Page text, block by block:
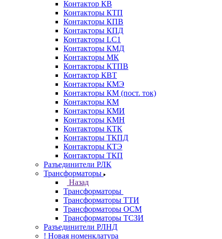
Контактор КВ
Контакторы КТП
Контакторы КПВ
Контакторы КПД
Контакторы LC1
Контакторы КМД
Контакторы МК
Контакторы КТПВ
Контактор КВТ
Контакторы КМЭ
Контакторы КМ (пост. ток)
Контакторы КМ
Контакторы КМИ
Контакторы КМН
Контакторы КТК
Контакторы ТКПД
Контакторы КТЭ
Контакторы ТКП
Разъединители РЛК
Трансформаторы
Назад
Трансформаторы
Трансформаторы ТТИ
Трансформаторы ОСМ
Трансформаторы ТСЗИ
Разъединители РЛНД
! Новая номенклатура